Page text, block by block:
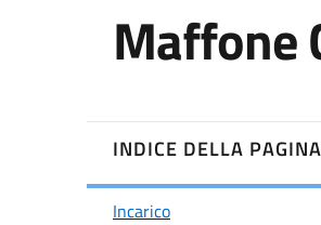
Maffone
INDICE DELLA PAGINA
Incarico